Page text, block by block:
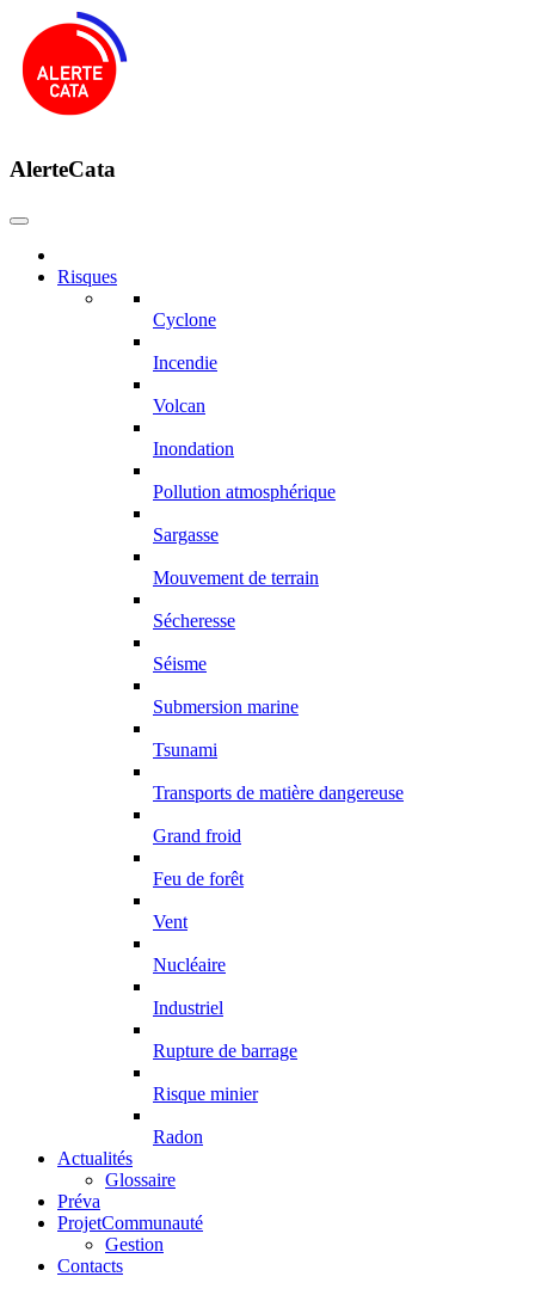
AlerteCata
Risques
Cyclone
Incendie
Volcan
Inondation
Pollution atmosphérique
Sargasse
Mouvement de terrain
Sécheresse
Séisme
Submersion marine
Tsunami
Transports de matière dangereuse
Grand froid
Feu de forêt
Vent
Nucléaire
Industriel
Rupture de barrage
Risque minier
Radon
Actualités
Glossaire
Préva
ProjetCommunauté
Gestion
Contacts